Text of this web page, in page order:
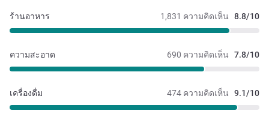
1,831 ความคิดเห็น 8.8/10
ร้านอาหาร
690 ความคิดเห็น 7.8/10
ความสะอาด
474 ความคิดเห็น 9.1/10
เครื่องดื่ม